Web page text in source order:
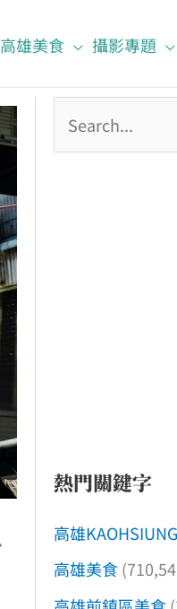
高雄美食 攝影專題
熱門關鍵字
高雄KAOHSIUNG
高雄美食